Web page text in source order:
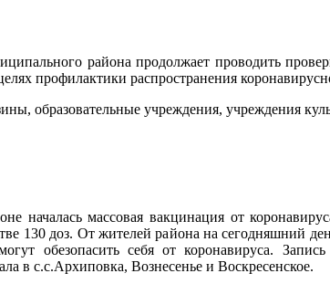
района продолжает проводить
профилактики распространения
образовательные учреждения, учреждения
началась массовая вакцинация от
130 доз. От жителей района на сегодняшний
обезопасить себя от коронавируса.
в с.с.Архиповка, Вознесенье и Воскресенское.